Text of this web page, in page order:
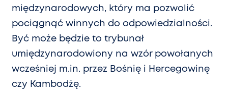
międzynarodowych, który ma pozwolić
pociągnąć winnych do odpowiedzialności.
Być może będzie to trybunał
umiędzynarodowiony na wzór powołanych
wcześniej m.in. przez Bośnię i Hercegowinę
czy Kambodżę.